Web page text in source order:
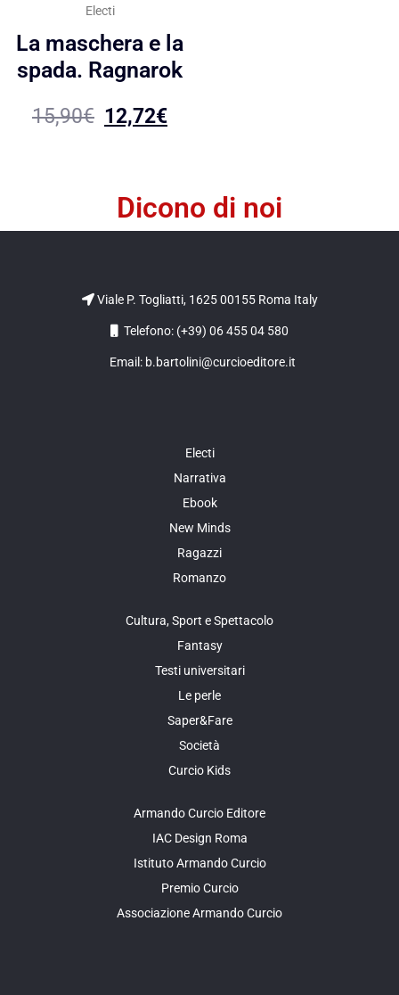
Electi
La maschera e la
spada. Ragnarok
15,90€ 12,72€
Dicono di noi
Viale P. Togliatti, 1625 00155 Roma Italy
Telefono: (+39) 06 455 04 580
Email: b.bartolini@curcioeditore.it
Electi
Narrativa
Ebook
New Minds
Ragazzi
Romanzo
Cultura, Sport e Spettacolo
Fantasy
Testi universitari
Le perle
Saper&Fare
Società
Curcio Kids
Armando Curcio Editore
IAC Design Roma
Istituto Armando Curcio
Premio Curcio
Associazione Armando Curcio